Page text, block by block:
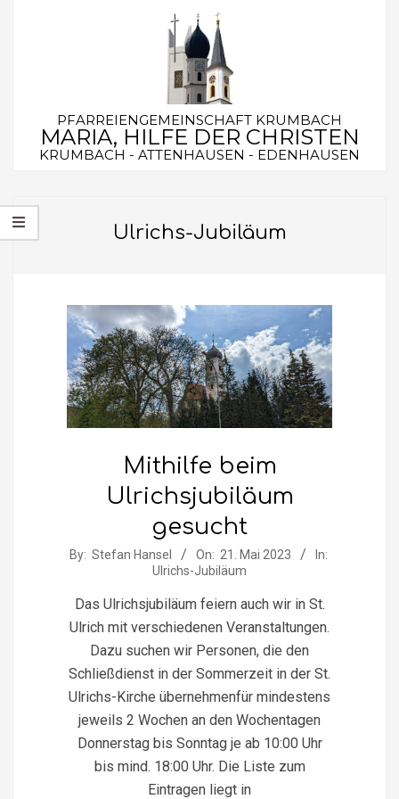
PFARREIENGEMEINSCHAFT KRUMBACH
MARIA, HILFE DER CHRISTEN
KRUMBACH - ATTENHAUSEN - EDENHAUSEN
Navigation
Menu
Ulrichs-Jubiläum
Mithilfe beim
Ulrichsjubiläum
gesucht
2023-
21
By: Stefan Hansel On: 21. Mai 2023
In:
Ulrichs-Jubiläum
Das Ulrichsjubiläum feiern auch wir in St.
Ulrich mit verschiedenen Veranstaltungen.
Dazu suchen wir Personen, die den
Schließdienst in der Sommerzeit in der St.
Ulrichs-Kirche übernehmenfür mindestens
jeweils 2 Wochen an den Wochentagen
Donnerstag bis Sonntag je ab 10:00 Uhr
bis mind. 18:00 Uhr. Die Liste zum
Eintragen liegt in